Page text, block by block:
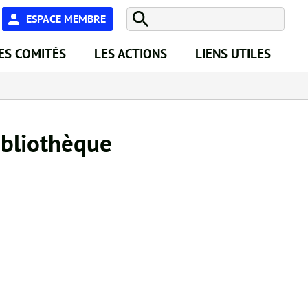
En-
tête
-
Espace
ESPACE MEMBRE
COMITÉS LES ACTIONS LIENS UTILES